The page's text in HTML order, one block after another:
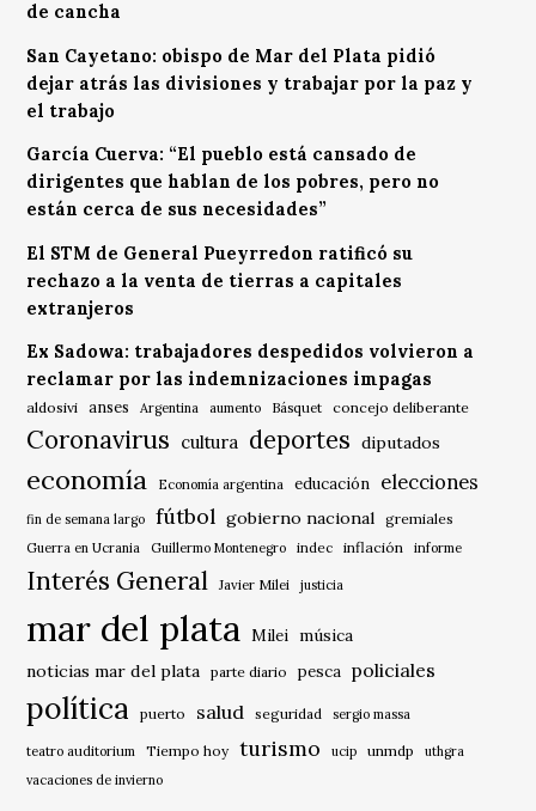
de cancha
San Cayetano: obispo de Mar del Plata pidió
dejar atrás las divisiones y trabajar por la paz y
el trabajo
García Cuerva: “El pueblo está cansado de
dirigentes que hablan de los pobres, pero no
están cerca de sus necesidades”
El STM de General Pueyrredon ratificó su
rechazo a la venta de tierras a capitales
extranjeros
Ex Sadowa: trabajadores despedidos volvieron a
reclamar por las indemnizaciones impagas
aldosivi anses Argentina aumento Básquet concejo deliberante
Coronavirus cultura deportes diputados
economía Economía argentina educación elecciones
fin de semana largo fútbol gobierno nacional gremiales
Guerra en Ucrania Guillermo Montenegro indec inflación informe
Interés General Javier Milei justicia
mar del plata Milei música
noticias mar del plata
parte diario pesca policiales
política puerto salud seguridad sergio massa
teatro auditorium Tiempo hoy turismo ucip unmdp
uthgra
vacaciones de invierno